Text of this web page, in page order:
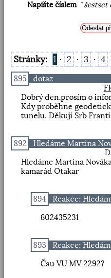
Napište číslem " šestset
Stránky: 1 · 2 · 3 · 4
895
dotaz
Dobrý den,prosím o
Kdy proběhne
tunelu. Děkuji Srb
892
Hledáme Martina
Hledáme Martina
kamarád Otakar
894
Reakce:
602435231
893
Reakce:
Čau VU MV 2292?